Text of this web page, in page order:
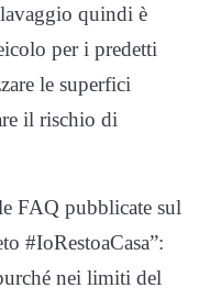
quindi è
per i predetti
le superfici
il rischio di
FAQ pubblicate sul
#IoRestoaCasa”:
nei limiti del